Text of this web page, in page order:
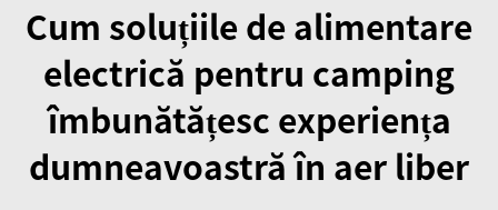
Cum soluțiile de alimentare
electrică pentru camping
îmbunătățesc experiența
dumneavoastră în aer liber